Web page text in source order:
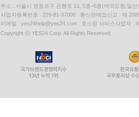
주소 : 서울시 영등포구 은행로 11, 5층~6층(여의도동,일신
사업자등록번호 : 229-81-37000 통신판매업신고 : 제
이메일 : yes24help@yes24.com 호스팅 서비스사업자 :
Copyright ⓒ YES24 Corp. All Rights Reserved.